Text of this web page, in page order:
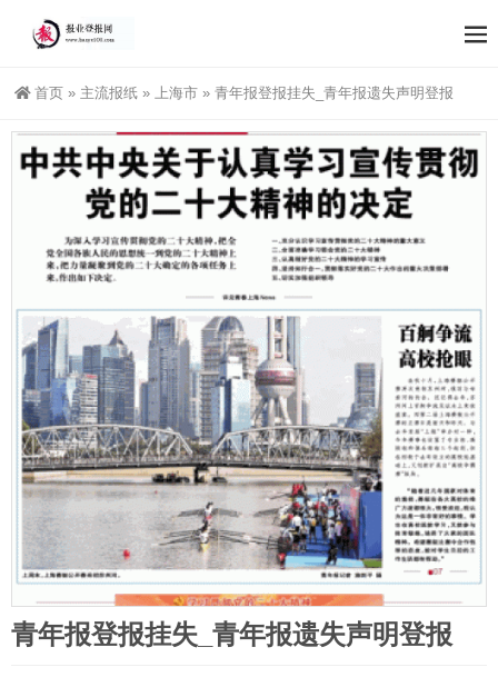
首页 » 主流报纸 » 上海市 » 青年报登报挂失_青年报遗失声明登报
青年报登报挂失_青年报遗失声明登报